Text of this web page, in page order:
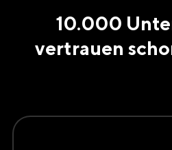
10.000
vertrauen